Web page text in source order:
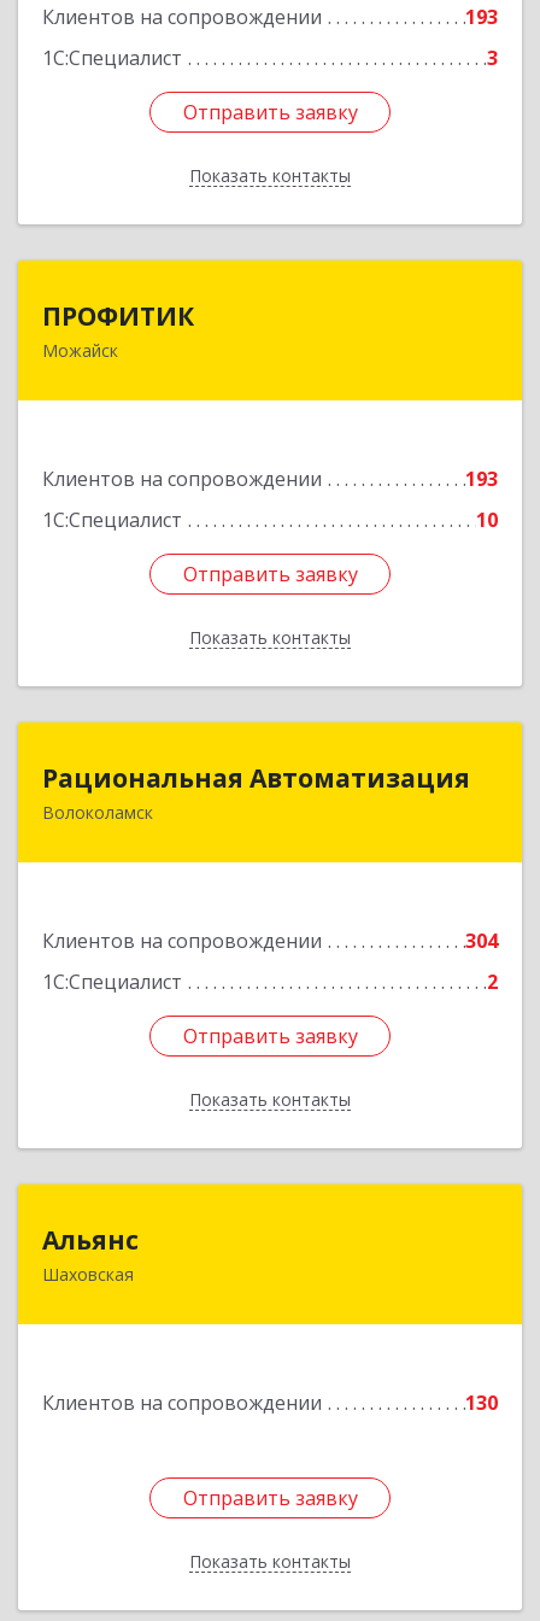
Клиентов на сопровождении
193
1С:Специалист
3
Отправить заявку
Показать контакты
Подробнее
Отправить заявку
Назад
ПРОФИТИК
Можайск
Клиентов на сопровождении
193
1С:Специалист
10
Отправить заявку
Показать контакты
143200, Московская обл, Можайский р-н,
Отправить заявку
Назад
Рациональная Автоматизация
Волоколамск
Клиентов на сопровождении
304
1С:Специалист
2
Отправить заявку
Показать контакты
143600, Московская обл, Волоколамский р-н,
Подробнее
Отправить заявку
Назад
Альянс
Шаховская
Клиентов на сопровождении 130
Отправить заявку
Показать контакты
143700, Московская обл, Шаховской р-н,
Отправить заявку
Назад